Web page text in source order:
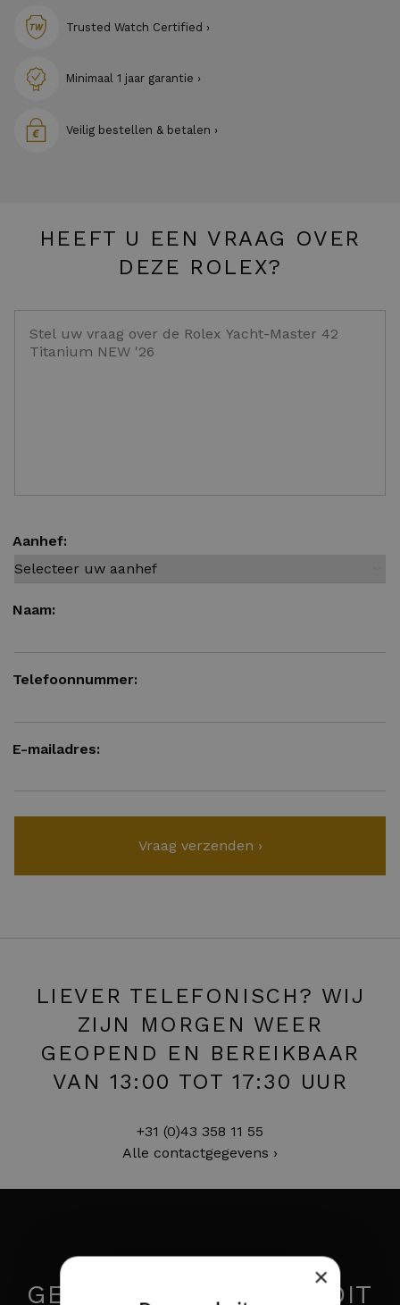
Trusted Watch Certified ›
Minimaal 1 jaar garantie ›
Veilig bestellen & betalen ›
HEEFT U EEN VRAAG OVER
DEZE ROLEX?
Aanhef:
Naam:
Telefoonnummer:
E-mailadres:
LIEVER TELEFONISCH? WIJ
ZIJN MORGEN WEER
GEOPEND EN BEREIKBAAR
VAN 13:00 TOT 17:30 UUR
+31 (0)43 358 11 55
Alle contactgegevens ›
GEÏNTERESSEERD IN DIT
×